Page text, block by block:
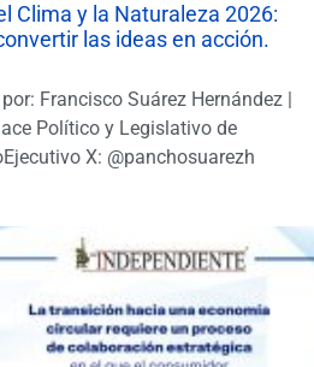
Clima y la Naturaleza 2026:
las ideas en acción.
Francisco Suárez Hernández |
Político y Legislativo de
X: @panchosuarezh